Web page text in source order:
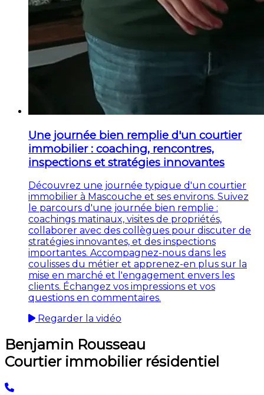
Une journée bien remplie d'un courtier
immobilier : coaching, rencontres,
inspections et stratégies innovantes
Découvrez une journée typique d'un courtier
immobilier à Mascouche et ses environs. Suivez
le parcours d'une journée bien remplie :
coachings matinaux, visites de propriétés,
collaborer avec des collègues pour discuter de
stratégies innovantes, et des inspections
importantes. Accompagnez-nous dans les
coulisses du métier et apprenez-en plus sur la
mise en marché et l'engagement envers les
clients. Échangez vos impressions et vos
questions en commentaires.
Regarder la vidéo
Benjamin Rousseau
Courtier immobilier résidentiel